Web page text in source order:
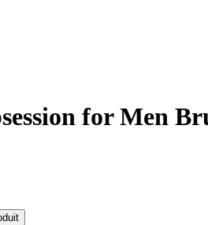
for Men